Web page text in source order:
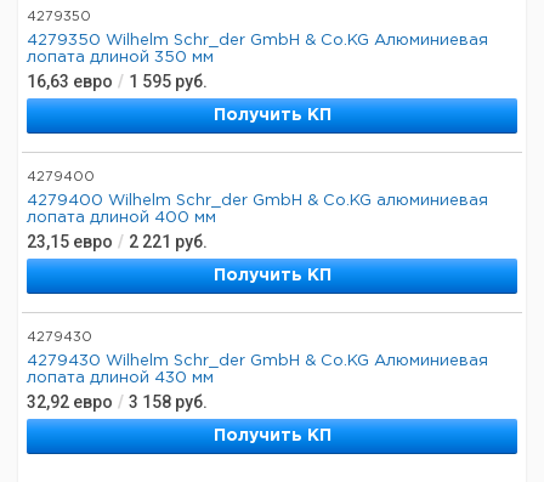
4279350
4279350 Wilhelm Schr_der GmbH & Co.KG Алюминиевая
лопата длиной 350 мм
16,63 евро / 1 595 руб.
Получить КП
4279400
4279400 Wilhelm Schr_der GmbH & Co.KG алюминиевая
лопата длиной 400 мм
23,15 евро / 2 221 руб.
Получить КП
4279430
4279430 Wilhelm Schr_der GmbH & Co.KG Алюминиевая
лопата длиной 430 мм
32,92 евро / 3 158 руб.
Получить КП